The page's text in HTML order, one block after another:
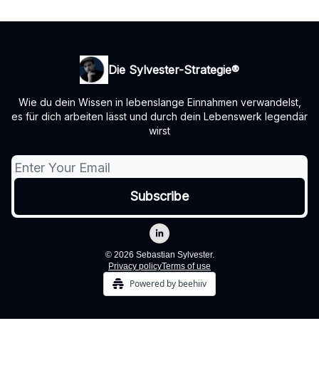
Die Sylvester-Strategie®️
Wie du dein Wissen in lebenslange Einnahmen verwandelst,
es für dich arbeiten lässt und durch dein Lebenswerk legendär
wirst
© 2026 Sebastian Sylvester.
Privacy policyTerms of use
Powered by beehiiv